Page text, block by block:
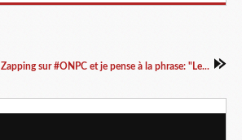
Zapping sur #ONPC et je pense à la phrase: "Le...